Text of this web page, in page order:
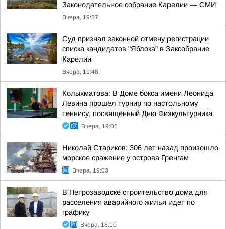
Законодательное собрание Карелии — СМИ
Вчера, 19:57
Суд признал законной отмену регистрации
списка кандидатов "Яблока" в Заксобрание
Карелии
Вчера, 19:48
Колыхматова: В Доме бокса имени Леонида
Левина прошёл турнир по настольному
теннису, посвящённый Дню Физкультурника
Вчера, 19:06
Николай Стариков: 306 лет назад произошло
морское сражение у острова Гренгам
Вчера, 19:03
В Петрозаводске строительство дома для
расселения аварийного жилья идет по
графику
Вчера, 18:10